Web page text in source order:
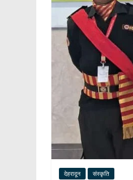
देहरादून संस्कृति